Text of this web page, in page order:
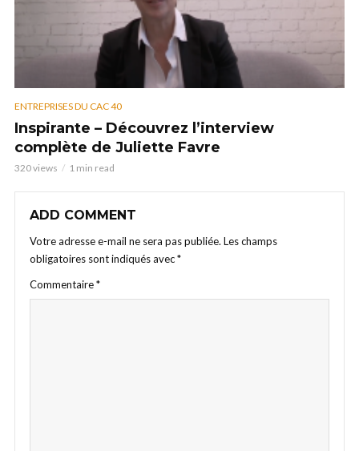
ENTREPRISES DU CAC 40
Inspirante – Découvrez l’interview
complète de Juliette Favre
320 views 1 min read
ADD COMMENT
Votre adresse e-mail ne sera pas publiée. Les champs
obligatoires sont indiqués avec*
Commentaire*